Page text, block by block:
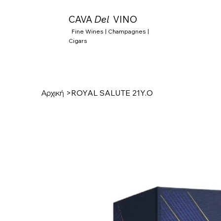
CAVA Del VINO
Fine Wines | Champagnes |
Cigars
Αρχική >ROYAL SALUTE 21Y.O